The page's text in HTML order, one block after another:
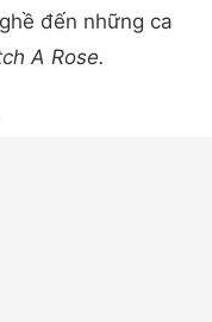
đến những ca
A Rose.